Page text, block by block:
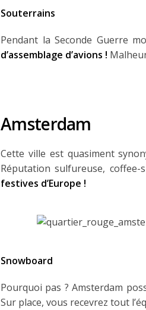
Souterrains
Pendant la Seconde Guerre
d’assemblage d’avions !
Amsterdam
Cette ville est quasiment
Réputation sulfureuse,
festives d’Europe !
Snowboard
Pourquoi pas ? Amsterdam
Sur place, vous recevrez tout